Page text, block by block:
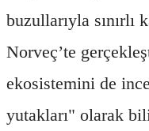
buzullarıyla sınırlı
Norveç’te
ekosistemini de
yutakları" olarak